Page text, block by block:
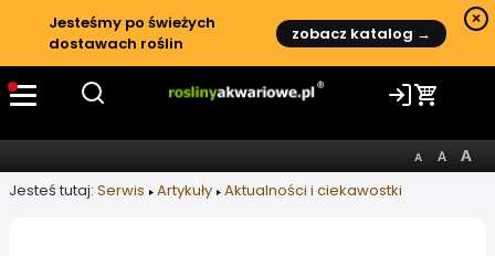
Jesteśmy po świeżych
dostawach roślin
zobacz katalog →
×
Jesteś tutaj: Serwis Artykuły Aktualności i ciekawostki